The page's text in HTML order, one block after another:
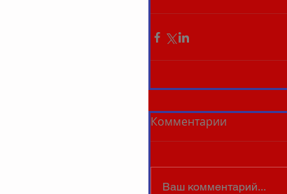
Комментарии
Ваш комментарий...